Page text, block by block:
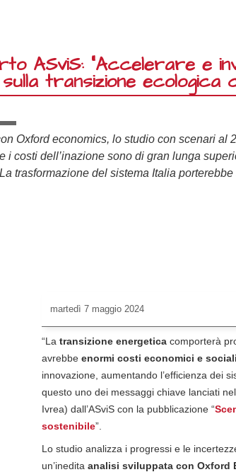
ASviS: “Accelerare e
transizione ecologica
Oxford economics, lo studio con scenari al
i costi dell’inazione sono di gran lunga
trasformazione del sistema Italia
martedì 7 maggio 2024
“La transizione energetica comporterà
avrebbe enormi costi economici e sociali
innovazione, aumentando l’efficienza dei
questo uno dei messaggi chiave lanciati
Ivrea) dall’ASviS con la pubblicazione “
sostenibile”.
Lo studio analizza i progressi e le
un’inedita analisi sviluppata con Oxford